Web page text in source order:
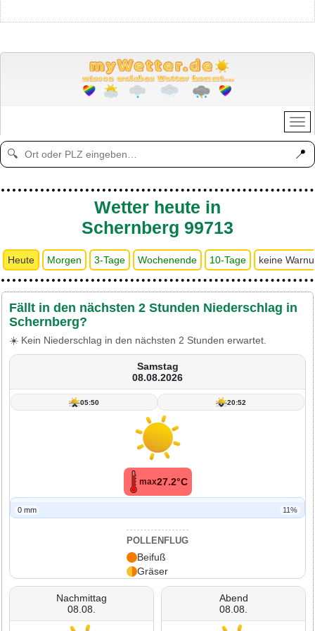
🔍 📍
Wetter heute in
Schernberg 99713
Heute Morgen 3-Tage Wochenende 10-Tage keine
Fällt in den nächsten 2 Stunden Niederschlag in
Schernberg?
☀️ Kein Niederschlag in den nächsten 2 Stunden erwartet.
Samstag
08.08.2026
05:50 20:52
max27.2°C
0 mm 11%
POLLENFLUG
Beifuß
Gräser
Nachmittag
08.08.
Abend
08.08.